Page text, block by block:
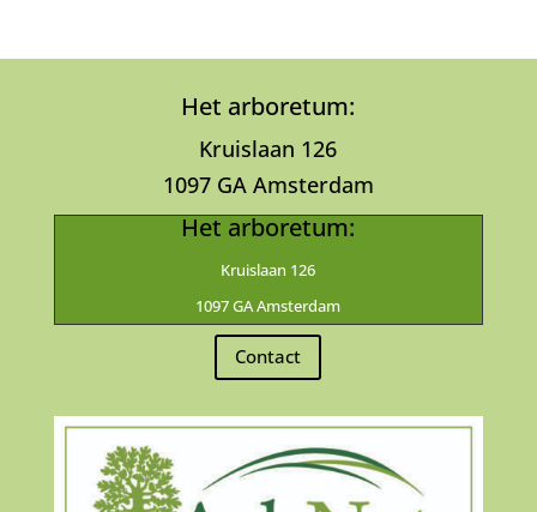
Het arboretum:
Kruislaan 126
1097 GA Amsterdam
Het arboretum:
Kruislaan 126
1097 GA Amsterdam
Contact